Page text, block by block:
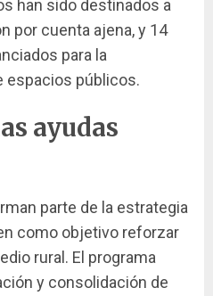
han sido destinados a
por cuenta ajena, y 14
para la
espacios públicos.
ayudas
parte de la estrategia
como objetivo reforzar
rural. El programa
y consolidación de